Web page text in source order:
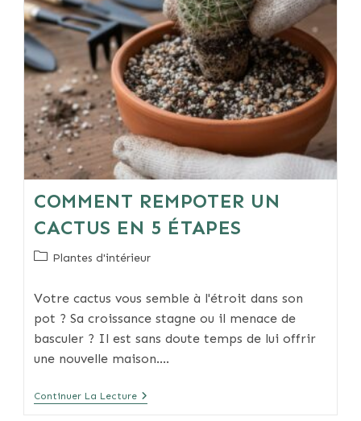
COMMENT REMPOTER UN
CACTUS EN 5 ÉTAPES
PostPlantes d'intérieur
Votre cactus vous semble à l'étroit dans son
pot ? Sa croissance stagne ou il menace de
basculer ? Il est sans doute temps de lui offrir
une nouvelle maison.…
Continuer La LectureComment
Rempoter